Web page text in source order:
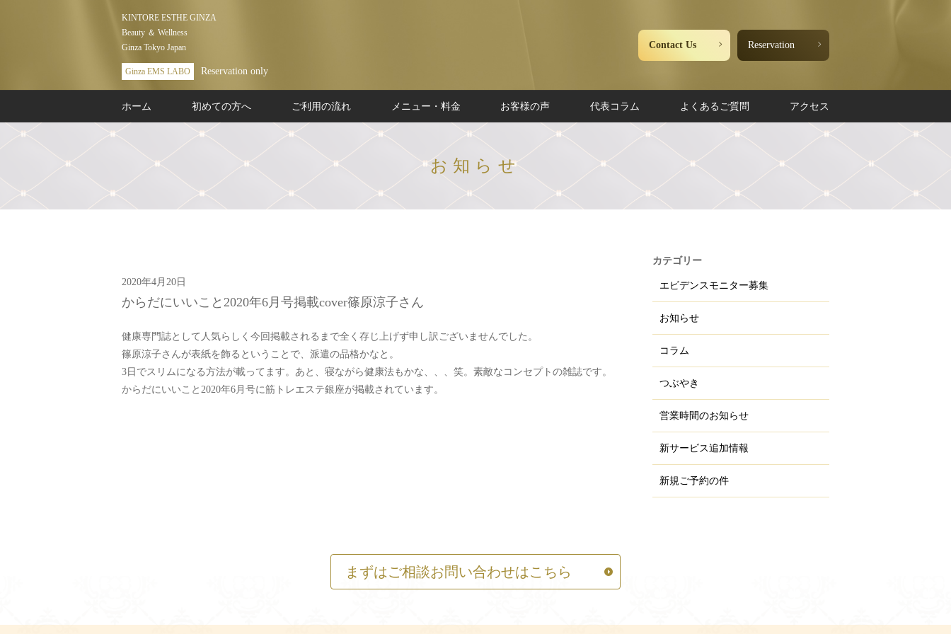
KINTORE ESTHE GINZA
Beauty ＆ Wellness
Ginza Tokyo Japan
Ginza EMS LABO Reservation only
Contact Us Reservation
ホーム 初めての方へ ご利用の流れ メニュー・料金 お客様の声 代表コラム よくあるご質問 アクセス
お知らせ
2020年4月20日
からだにいいこと2020年6月号掲載cover篠原涼子さん
健康専門誌として人気らしく今回掲載されるまで全く存じ上げず申し訳ございませんでした。
篠原涼子さんが表紙を飾るということで、派遣の品格かなと。
3日でスリムになる方法が載ってます。あと、寝ながら健康法もかな、、、笑。素敵なコンセプトの雑誌です。
からだにいいこと2020年6月号に筋トレエステ銀座が掲載されています。
カテゴリー
エビデンスモニター募集
お知らせ
コラム
つぶやき
営業時間のお知らせ
新サービス追加情報
新規ご予約の件
まずはご相談お問い合わせはこちら